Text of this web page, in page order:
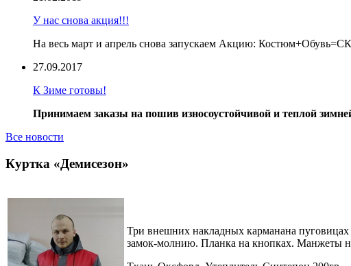
У нас снова акция!!!
На весь март и апрель снова запускаем Акцию:
27.09.2017
К Зиме готовы!
Принимаем заказы на пошив износоустойчивой и теплой
Все новости
Куртка «Демисезон»
Три внешних накладных карманана
замок-молнию. Планка на кнопках. Манжеты